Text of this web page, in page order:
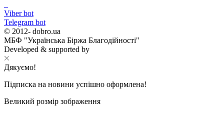
Viber bot
Telegram bot
© 2012- dobro.ua
МБФ "Українська Біржа Благодійності"
Developed & supported by
Дякуємо!
Підписка на новини успішно оформлена!
Великий розмір зображення